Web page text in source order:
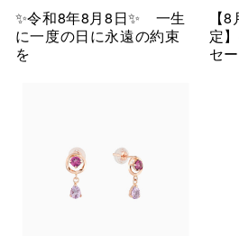
✨令和8年8月8日✨ 一生
に一度の日に永遠の約束
を
【
定
セ